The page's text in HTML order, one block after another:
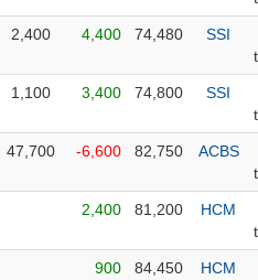
2,400 4,400 74,480
SSI
1,100 3,400 74,800
SSI
47,700 -6,600 82,750
ACBS
2,400 81,200
HCM
900 84,450
HCM